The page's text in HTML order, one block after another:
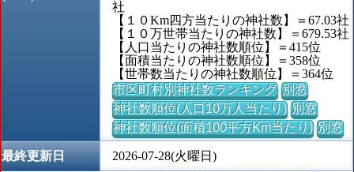
社
【１０Km四方当たりの神社数】＝67.03社
【１０万世帯当たりの神社数】＝679.53社
【人口当たりの神社数順位】＝415位
【面積当たりの神社数順位】＝358位
【世帯数当たりの神社数順位】＝364位
市区町村別神社数ランキング 別窓
神社数順位(人口10万人当たり) 別窓
神社数順位(面積100平方Km当たり) 別窓
最終更新日
2026-07-28(火曜日)